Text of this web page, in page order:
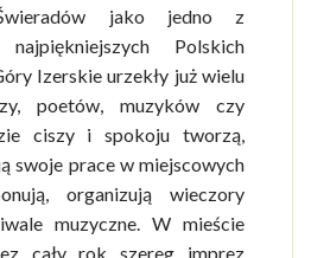
jako jedno z
Polskich
Izerskie urzekły już wielu
poetów, muzyków czy
ciszy i spokoju tworzą,
swoje prace w miejscowych
organizują wieczory
muzyczne. W mieście
cały rok szereg imprez